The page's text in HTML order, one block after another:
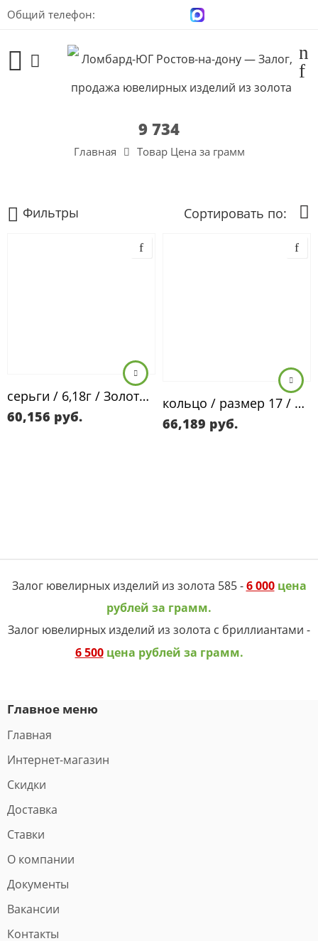
Общий телефон:
9 734
Главная Товар Цена за грамм
Фильтры Сортировать по:
серьги / 6,18г / Золото585 / бриллианты
60,156 руб.
кольцо / размер 17 / 6,80г / Золото583 / бриллианты
66,189 руб.
Залог ювелирных изделий из золота 585 -6 000цена
рублей за грамм.
Залог ювелирных изделий из золота с бриллиантами -
6 500цена рублей за грамм.
Главное меню
Главная
Интернет-магазин
Скидки
Доставка
Ставки
О компании
Документы
Вакансии
Контакты